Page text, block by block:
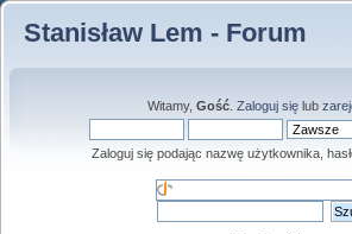
Stanisław Lem - Forum
Witamy, Gość. Zaloguj sięlub
Zaloguj się podając nazwę użytkownika,